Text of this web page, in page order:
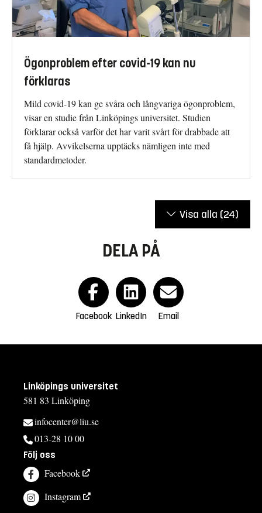
Ögonproblem efter covid-19 kan nu
förklaras
Mild covid-19 kan ge svåra och långvariga ögonproblem,
visar en studie från Linköpings universitet. Studien
förklarar också varför det har varit svårt för drabbade att
få hjälp. Avvikelserna upptäcks nämligen inte med
standardmetoder.
Visa alla (24)
DELA PÅ
Facebook LinkedIn Email
Linköpings universitet
581 83 Linköping
infocenter@liu.se
013-28 10 00
Följ oss
Facebook
Instagram